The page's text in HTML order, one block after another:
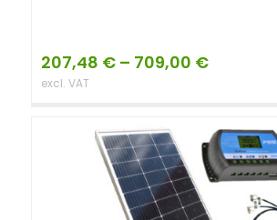
207,48 € – 709,00 €
excl. VAT